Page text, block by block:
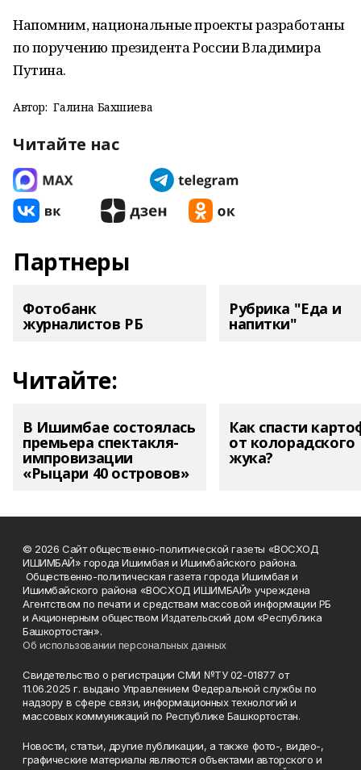
Напомним, национальные проекты разработаны
по поручению президента России Владимира
Путина.
Автор: Галина Бахшиева
Читайте нас
Партнеры
Фотобанк
журналистов РБ
Рубрика "Еда и
напитки"
Читайте:
В Ишимбае состоялась
премьера спектакля-
импровизации
«Рыцари 40 островов»
Как спасти
от колорадского
жука?
© 2026 Сайт общественно-политической газеты «ВОСХОД
ИШИМБАЙ» города Ишимбая и Ишимбайского района.
Общественно-политическая газета города Ишимбая и
Ишимбайского района «ВОСХОД ИШИМБАЙ» учреждена
Агентством по печати и средствам массовой информации РБ
и Акционерным обществом Издательский дом «Республика
Башкортостан».
Об использовании персональных данных
Свидетельство о регистрации СМИ №ТУ 02-01877 от
11.06.2025 г. выдано Управлением Федеральной службы по
надзору в сфере связи, информационных технологий и
массовых коммуникаций по Республике Башкортостан.
Новости, статьи, другие публикации, а также фото-, видео-,
графические материалы являются объектами авторского и